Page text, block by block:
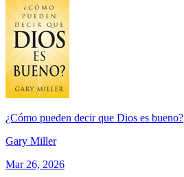
¿Cómo pueden decir que Dios es bueno?
Gary Miller
Mar 26, 2026